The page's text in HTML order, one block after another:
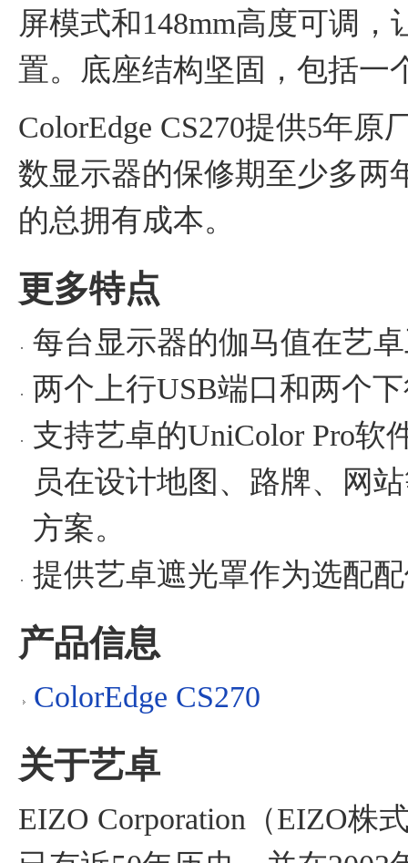
屏模式和148mm高度可调
置。底座结构坚固，包括一
ColorEdge CS270提供5年
数显示器的保修期至少多两
的总拥有成本。
更多特点
每台显示器的伽马值在艺
两个上行USB端口和两个
支持艺卓的UniColor Pro软
员在设计地图、路牌、网
方案。
提供艺卓遮光罩作为选配
产品信息
ColorEdge CS270
关于艺卓
EIZO Corporation（EIZO株